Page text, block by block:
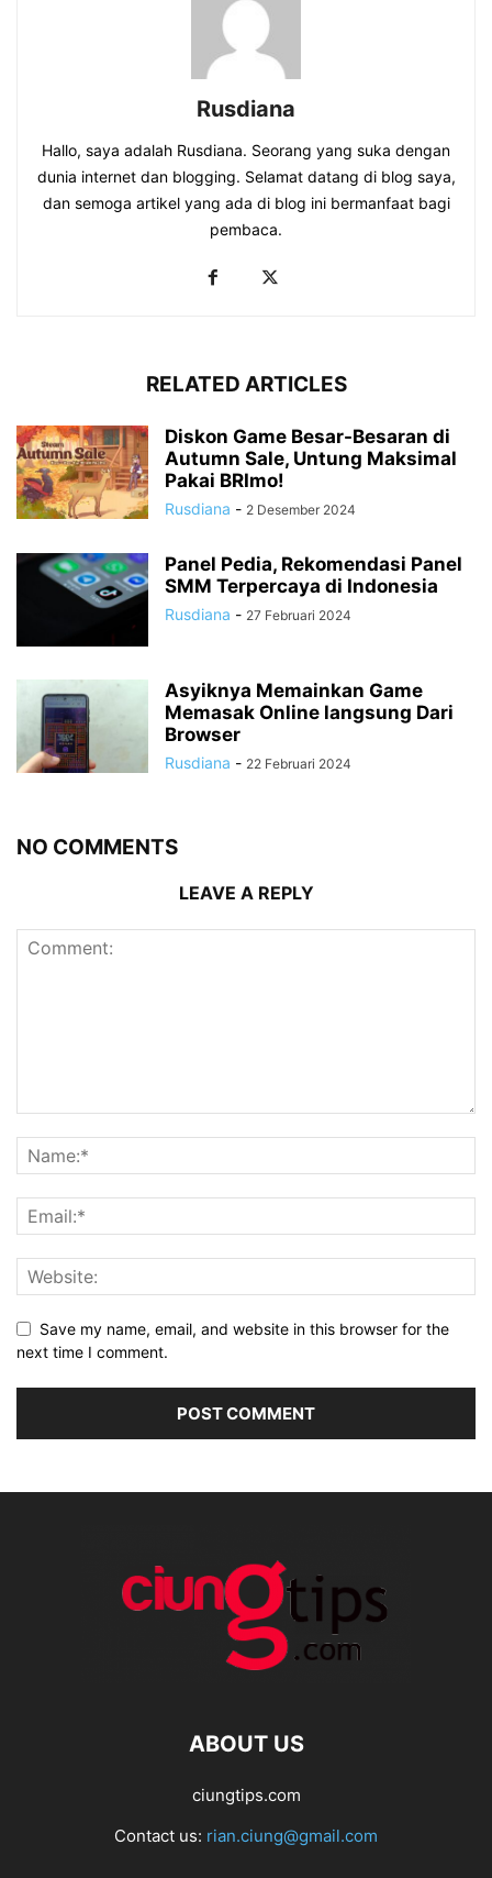
Rusdiana
Hallo, saya adalah Rusdiana. Seorang yang suka dengan
dunia internet dan blogging. Selamat datang di blog saya,
dan semoga artikel yang ada di blog ini bermanfaat bagi
pembaca.
RELATED ARTICLES
Diskon Game Besar-Besaran di
Autumn Sale, Untung Maksimal
Pakai BRImo!
Rusdiana - 2 Desember 2024
Panel Pedia, Rekomendasi Panel
SMM Terpercaya di Indonesia
Rusdiana - 27 Februari 2024
Asyiknya Memainkan Game
Memasak Online langsung Dari
Browser
Rusdiana - 22 Februari 2024
NO COMMENTS
LEAVE A REPLY
Save my name, email, and website in this browser for the
next time I comment.
ABOUT US
ciungtips.com
Contact us: rian.ciung@gmail.com